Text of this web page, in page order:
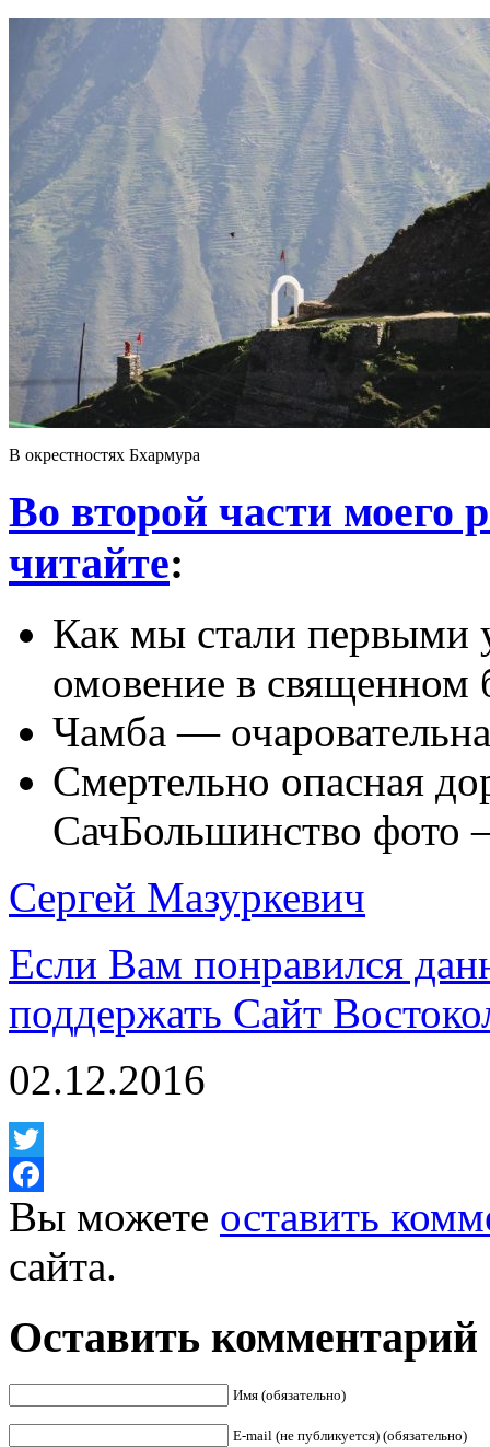
В окрестностях Бхармура
Во второй части моего
читайте:
Как мы стали
омовение в священном
Чамба —
Смертельно опасная
СачБольшинство фото
Сергей Мазуркевич
Если Вам понравился
поддержать Сайт
02.12.2016
Twitter
Facebook
Вы можете оставить
сайта.
Оставить комментарий
Имя (обязательно)
E-mail (не публикуется) (обязательно)